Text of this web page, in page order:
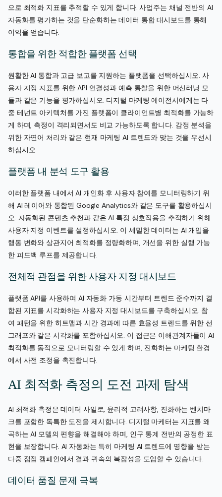
으로 최적화 지표를 추적할 수 있게 합니다. 사업주는 채널 전반의 AI
자동화를 평가하는 것을 단순화하는 데이터 통합 대시보드를 통해
이익을 얻습니다.
통합을 위한 적합한 플랫폼 선택
원활한 AI 통합과 고급 보고를 지원하는 플랫폼을 선택하십시오. 사
용자 지정 지표를 위한 API 연결성과 예측 통찰을 위한 머신러닝 모
듈과 같은 기능을 평가하십시오. 디지털 마케팅 에이전시에게는 다
중 테넌트 아키텍처를 가진 플랫폼이 클라이언트별 최적화를 가능하
게 하며, 측정이 격리되면서도 비교 가능하도록 합니다. 감정 분석을
위한 자연어 처리와 같은 현재 마케팅 AI 트렌드와 맞는 것을 우선시
하십시오.
플랫폼 내 분석 도구 활용
이러한 플랫폼 내에서 AI 개인화 후 사용자 참여를 모니터링하기 위
해 AI 레이어와 통합된 Google Analytics와 같은 도구를 활용하십시
오. 자동화된 콘텐츠 추천과 같은 AI 특정 상호작용을 추적하기 위해
사용자 지정 이벤트를 설정하십시오. 이 세밀한 데이터는 AI 개입을
행동 변화와 상관지어 최적화를 정량화하며, 개선을 위한 실행 가능
한 피드백 루프를 제공합니다.
전체적 관점을 위한 사용자 지정 대시보드
플랫폼 API를 사용하여 AI 자동화 가동 시간부터 트렌드 준수까지 결
합된 지표를 시각화하는 사용자 지정 대시보드를 구축하십시오. 참
여 패턴을 위한 히트맵과 시간 경과에 따른 효율성 트렌드를 위한 선
그래프와 같은 시각화를 포함하십시오. 이 접근은 이해관계자들이 AI
최적화를 동적으로 모니터링할 수 있게 하며, 진화하는 마케팅 환경
에서 사전 조정을 촉진합니다.
AI 최적화 측정의 도전 과제 탐색
AI 최적화 측정은 데이터 사일로, 윤리적 고려사항, 진화하는 벤치마
크를 포함한 독특한 도전을 제시합니다. 디지털 마케터는 지표를 왜
곡하는 AI 모델의 편향을 해결해야 하며, 인구 통계 전반의 공정한 표
현을 보장합니다. AI 자동화는 특히 마케팅 AI 트렌드에 영향을 받는
다중 접점 캠페인에서 결과 귀속의 복잡성을 도입할 수 있습니다.
데이터 품질 문제 극복